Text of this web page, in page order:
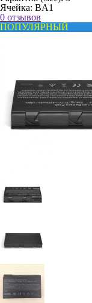
Ячейка: BA1
0 отзывов
ПОПУЛЯРНЫЙ